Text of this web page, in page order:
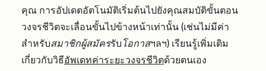
คุณ การอัปเดตอัตโนมัติเริ่มต้นไปยังคุณสมบัติขั้นตอน
วงจรชีวิตจะเลื่อนขั้นไปข้างหน้าเท่านั้น (เช่นไม่มีค่า
สำหรับสมาชิกผู้สมัครรับ โอกาสฯลฯ) เรียนรู้เพิ่มเติม
เกี่ยวกับวิธีอัพเดทค่าระยะวงจรชีวิตด้วยตนเอง